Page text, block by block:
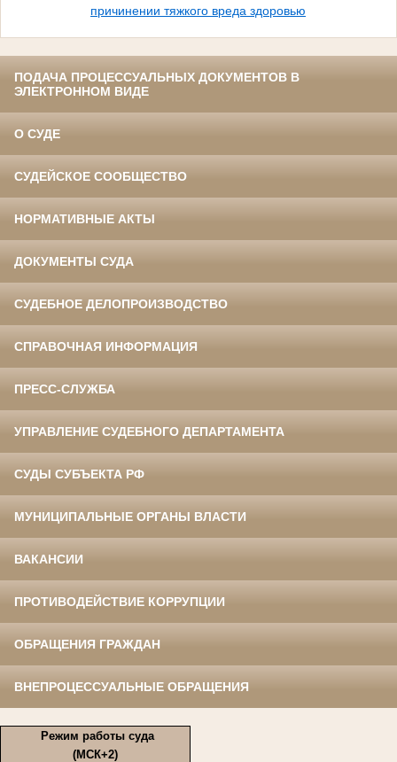
причинении тяжкого вреда здоровью
ПОДАЧА ПРОЦЕССУАЛЬНЫХ ДОКУМЕНТОВ В
ЭЛЕКТРОННОМ ВИДЕ
О СУДЕ
СУДЕЙСКОЕ СООБЩЕСТВО
НОРМАТИВНЫЕ АКТЫ
ДОКУМЕНТЫ СУДА
СУДЕБНОЕ ДЕЛОПРОИЗВОДСТВО
СПРАВОЧНАЯ ИНФОРМАЦИЯ
ПРЕСС-СЛУЖБА
УПРАВЛЕНИЕ СУДЕБНОГО ДЕПАРТАМЕНТА
СУДЫ СУБЪЕКТА РФ
МУНИЦИПАЛЬНЫЕ ОРГАНЫ ВЛАСТИ
ВАКАНСИИ
ПРОТИВОДЕЙСТВИЕ КОРРУПЦИИ
ОБРАЩЕНИЯ ГРАЖДАН
ВНЕПРОЦЕССУАЛЬНЫЕ ОБРАЩЕНИЯ
Режим работы суда
(МСК+2)